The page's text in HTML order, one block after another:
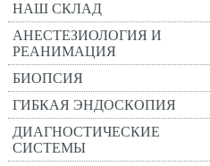
НАШ СКЛАД
АНЕСТЕЗИОЛОГИЯ И
РЕАНИМАЦИЯ
БИОПСИЯ
ГИБКАЯ ЭНДОСКОПИЯ
ДИАГНОСТИЧЕСКИЕ
СИСТЕМЫ